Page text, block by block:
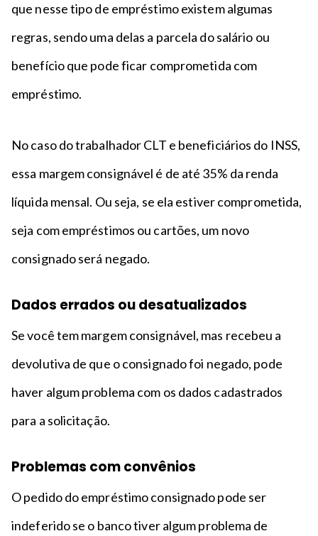
que nesse tipo de empréstimo existem algumas
regras, sendo uma delas a parcela do salário ou
benefício que pode ficar comprometida com
empréstimo.
No caso do trabalhador CLT e beneficiários do INSS,
essa margem consignável é de até 35% da renda
líquida mensal. Ou seja, se ela estiver comprometida,
seja com empréstimos ou cartões, um novo
consignado será negado.
Dados errados ou desatualizados
Se você tem margem consignável, mas recebeu a
devolutiva de que o consignado foi negado, pode
haver algum problema com os dados cadastrados
para a solicitação.
Problemas com convênios
O pedido do empréstimo consignado pode ser
indeferido se o banco tiver algum problema de